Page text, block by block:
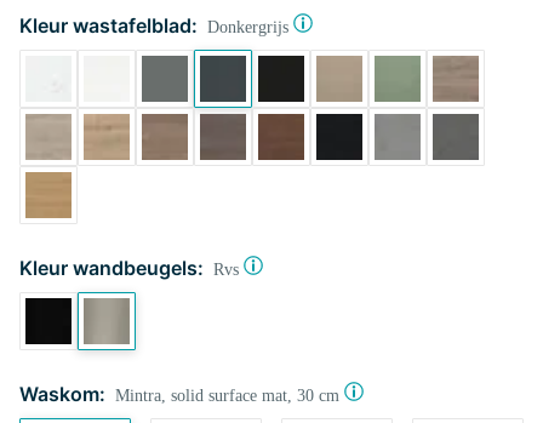
Kleur wastafelblad: Donkergrijs
Kleur wandbeugels: Rvs
Waskom: Mintra, solid surface mat, 30 cm